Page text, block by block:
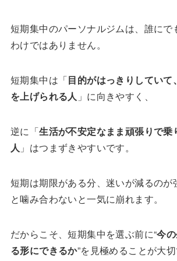
短期集中のパーソナルジムは、誰にで
わけではありません。
短期集中は「目的がはっきりしてい
を上げられる人 」に向きやすく、
逆に「生活が不安定なまま頑張りで乗
人 」はつまずきやすいです。
短期は期限がある分、迷いが減るのが
と噛み合わないと一気に崩れます。
だからこそ、短期集中を選ぶ前に“今
る形にできるか”を見極めることが大切